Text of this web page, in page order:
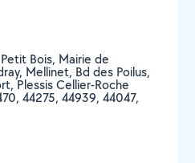
Bois, Mairie de
Mellinet, Bd des Poilus,
Plessis Cellier-Roche
44275, 44939, 44047,